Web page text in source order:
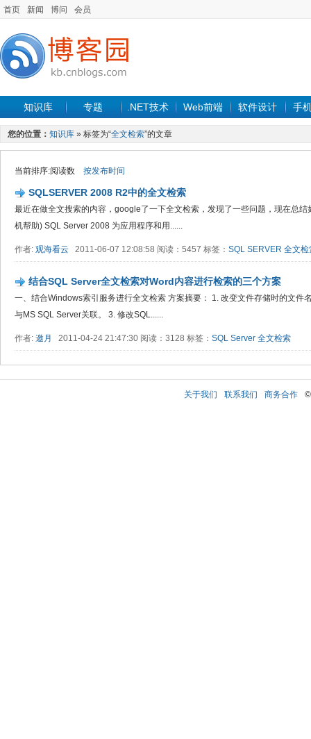
首页 新闻 博问 会员
知识库 专题 .NET技术 Web前端 软件设计 手
您的位置： 知识库 » 标签为“全文检索”的文章
当前排序:阅读数 按发布时间
SQLSERVER 2008 R2中的全文检索
最近在做全文搜索的内容，google了一下全文检索，发现了一些问题，现在总
机帮助) SQL Server 2008 为应用程序和用......
作者: 观海看云 2011-06-07 12:08:58 阅读：5457 标签： SQL SERVER 全文检
结合SQL Server全文检索对Word内容进行检索的三个方案
一、结合Windows索引服务进行全文检索 方案摘要： 1. 改变文件存储时的文件
与MS SQL Server关联。 3. 修改SQL......
作者: 邀月 2011-04-24 21:47:30 阅读：3128 标签： SQL Server 全文检索
关于我们 联系我们 商务合作